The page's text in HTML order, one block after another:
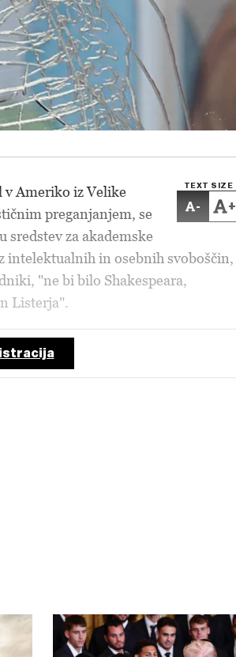
TEXT SIZE
- +
v Ameriko iz Velike
preganjanjem, se
sredstev za akademske
intelektualnih in osebnih svoboščin,
"ne bi bilo Shakespeara,
Listerja".